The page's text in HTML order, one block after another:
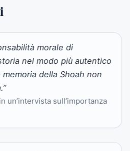
morale di
nel modo più autentico
della Shoah non
un’intervista sull’importanza